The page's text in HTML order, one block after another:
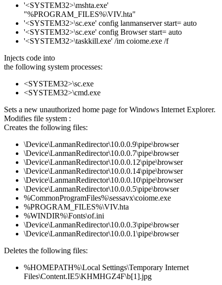
'<SYSTEM32>\mshta.exe'
"%PROGRAM_FILES%\VIV.hta"
'<SYSTEM32>\sc.exe' config lanmanserver start= auto
'<SYSTEM32>\sc.exe' config Browser start= auto
'<SYSTEM32>\taskkill.exe' /im coiome.exe /f
Injects code into
the following system processes:
<SYSTEM32>\sc.exe
<SYSTEM32>\cmd.exe
Sets a new unauthorized home page for Windows Internet Explorer.
Modifies file system :
Creates the following files:
\Device\LanmanRedirector\10.0.0.9\pipe\browser
\Device\LanmanRedirector\10.0.0.7\pipe\browser
\Device\LanmanRedirector\10.0.0.12\pipe\browser
\Device\LanmanRedirector\10.0.0.14\pipe\browser
\Device\LanmanRedirector\10.0.0.10\pipe\browser
\Device\LanmanRedirector\10.0.0.5\pipe\browser
%CommonProgramFiles%\sessavx\coiome.exe
%PROGRAM_FILES%\VIV.hta
%WINDIR%\Fonts\of.ini
\Device\LanmanRedirector\10.0.0.3\pipe\browser
\Device\LanmanRedirector\10.0.0.1\pipe\browser
Deletes the following files:
%HOMEPATH%\Local Settings\Temporary Internet
Files\Content.IE5\KHMHGZ4F\b[1].jpg